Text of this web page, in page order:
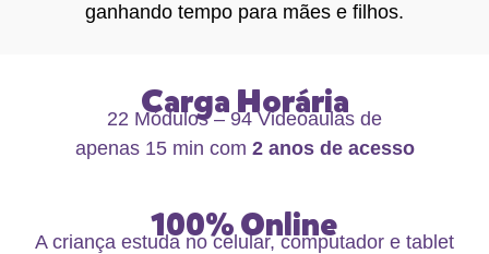
ganhando tempo para mães e filhos.
Carga Horária
22 Módulos – 94 Videoaulas de
apenas 15 min com 2 anos de acesso
100% Online
A criança estuda no celular, computador e tablet